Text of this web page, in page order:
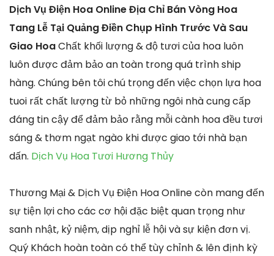
Dịch Vụ Điện Hoa Online Địa Chỉ Bán Vòng Hoa
Tang Lễ Tại Quảng Điền Chụp Hình Trước Và Sau
Giao HoaChất khối lượng & độ tươi của hoa luôn
luôn được đảm bảo an toàn trong quá trình ship
hàng. Chúng bên tôi chú trọng đến việc chọn lựa hoa
tuoi rất chất lượng từ bỏ những ngôi nhà cung cấp
đáng tin cậy để đảm bảo rằng mỗi cành hoa đều tươi
sáng & thơm ngạt ngào khi được giao tới nhà bạn
dấn. Dịch Vụ Hoa Tươi Hương Thủy
Thương Mại & Dịch Vụ Điện Hoa Online còn mang đến
sự tiện lợi cho các cơ hội đặc biệt quan trọng như
sanh nhật, kỷ niệm, dịp nghỉ lễ hội và sự kiện đơn vị.
Quý Khách hoàn toàn có thể tùy chỉnh & lên định kỳ